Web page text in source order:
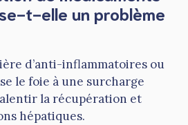
t-elle un problème
d’anti-inflammatoires ou
le foie à une surcharge
la récupération et
hépatiques.